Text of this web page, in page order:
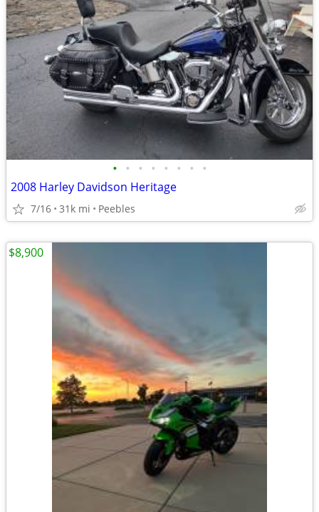
• • • • • • • •
2008 Harley Davidson Heritage
7/16 31k mi Peebles
$8,900